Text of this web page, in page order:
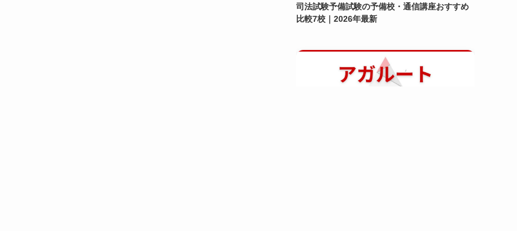
司法試験予備試験の予備校・通信講座おすすめ
比較7校｜2026年最新